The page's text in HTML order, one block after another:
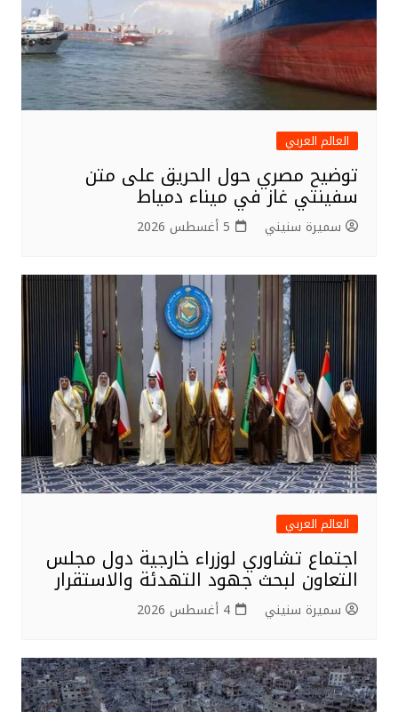
العالم العربي
توضيح مصري حول الحريق على متن
سفينتي غاز في ميناء دمياط
سميرة سنيني 5 أغسطس 2026
العالم العربي
اجتماع تشاوري لوزراء خارجية دول مجلس
التعاون لبحث جهود التهدئة والاستقرار
سميرة سنيني 4 أغسطس 2026